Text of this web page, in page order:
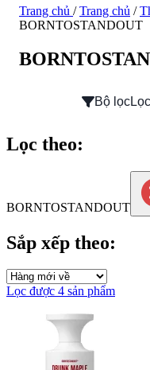
Trang chủ / Trang chủ /
BORNTOSTANDOUT
Bộ lọcLọc
Lọc theo:
BORNTOSTANDOUT
Sắp xếp theo:
Lọc được 4 sản phẩm